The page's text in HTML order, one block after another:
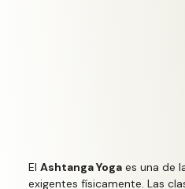
El Ashtanga Yogaes una de
exigentes físicamente. Las